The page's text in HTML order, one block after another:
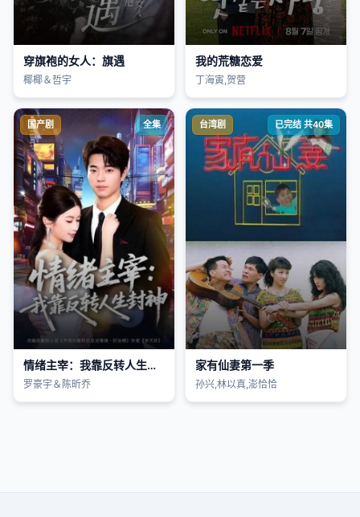
穿旗袍的女人：旗遇
椰椰＆哲宇
我的荒糖恋爱
丁海寅,贺营
国产剧 全集
情绪主宰：我靠反转人生封神
罗豪宇＆陈昕乔
台湾剧 已完结 共40集
家有仙妻第一季
孙兴,林以真,澎恰恰